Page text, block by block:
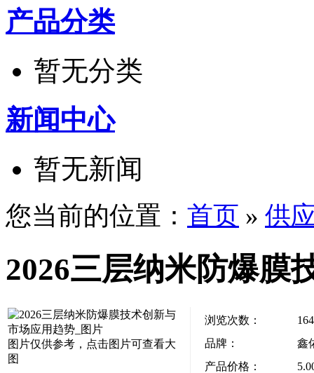
产品分类
暂无分类
新闻中心
暂无新闻
您当前的位置： 首页 » 供
2026三层纳米防爆膜
图片仅供参考，点击图片可查看大
图
浏览次数：
164
品牌：
鑫
产品价格：